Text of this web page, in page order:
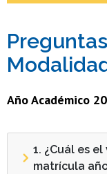
Año Académico
1. ¿Cuál es
matrícula